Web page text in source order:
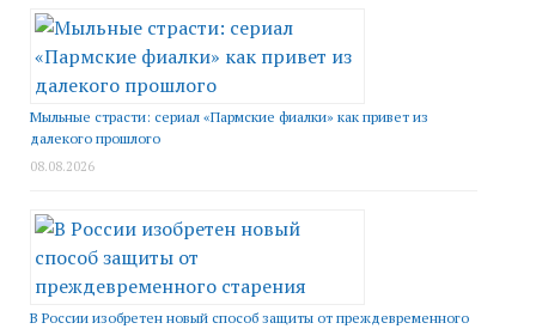
Мыльные страсти: сериал «Пармские фиалки» как привет из
далекого прошлого
08.08.2026
В России изобретен новый способ защиты от преждевременного